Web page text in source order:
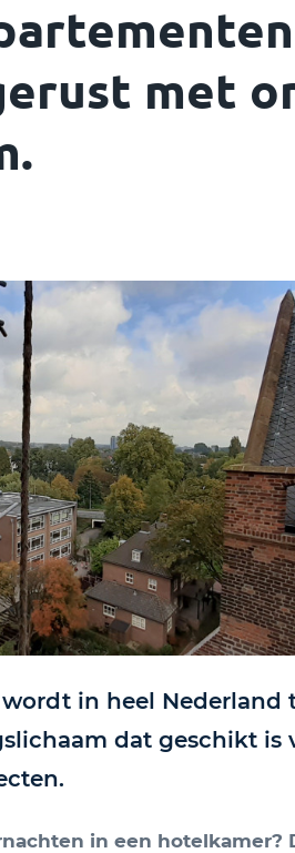
met
in heel Nederland
dat geschikt is
in een hotelkamer?